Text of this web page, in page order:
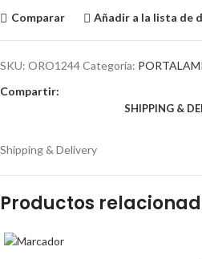
Comparar Añadir a la lista de
SKU: ORO1244Categoría:
Compartir:
SHIPPING &
Shipping & Delivery
Productos